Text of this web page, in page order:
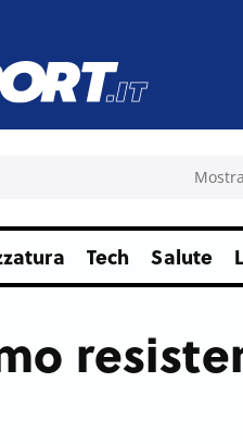
Tech Salute